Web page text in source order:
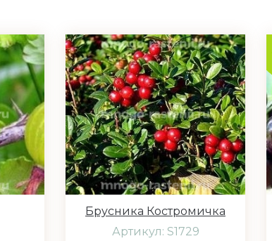
Брусника Костромичка
Артикул: S1729